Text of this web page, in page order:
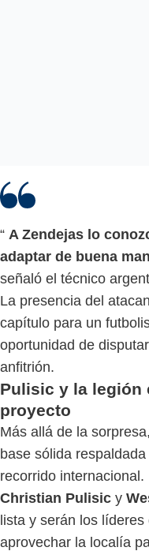
“ A Zendejas lo
adaptar de buena
señaló el técnico
La presencia del
capítulo para un
oportunidad de
anfitrión.
Pulisic y la legión
proyecto
Más allá de la
base sólida
recorrido internacional.
Christian Pulisic y
lista y serán los
aprovechar la localía